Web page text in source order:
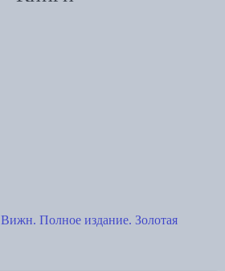
Вижн. Полное издание. Золотая